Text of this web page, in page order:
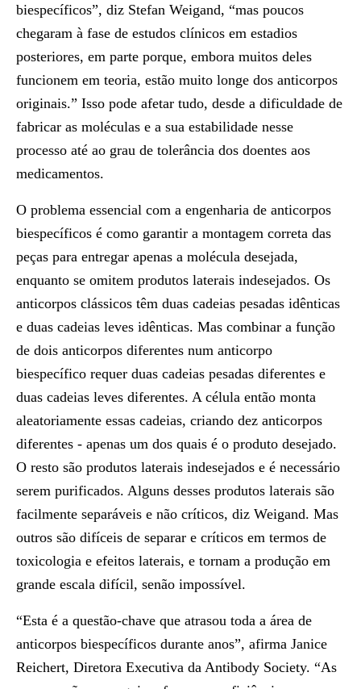
biespecíficos”, diz Stefan Weigand, “mas poucos
chegaram à fase de estudos clínicos em estadios
posteriores, em parte porque, embora muitos deles
funcionem em teoria, estão muito longe dos anticorpos
originais.” Isso pode afetar tudo, desde a dificuldade de
fabricar as moléculas e a sua estabilidade nesse
processo até ao grau de tolerância dos doentes aos
medicamentos.
O problema essencial com a engenharia de anticorpos
biespecíficos é como garantir a montagem correta das
peças para entregar apenas a molécula desejada,
enquanto se omitem produtos laterais indesejados. Os
anticorpos clássicos têm duas cadeias pesadas idênticas
e duas cadeias leves idênticas. Mas combinar a função
de dois anticorpos diferentes num anticorpo
biespecífico requer duas cadeias pesadas diferentes e
duas cadeias leves diferentes. A célula então monta
aleatoriamente essas cadeias, criando dez anticorpos
diferentes - apenas um dos quais é o produto desejado.
O resto são produtos laterais indesejados e é necessário
serem purificados. Alguns desses produtos laterais são
facilmente separáveis ​​e não críticos, diz Weigand. Mas
outros são difíceis de separar e críticos em termos de
toxicologia e efeitos laterais, e tornam a produção em
grande escala difícil, senão impossível.
“Esta é a questão-chave que atrasou toda a área de
anticorpos biespecíficos durante anos”, afirma Janice
Reichert, Diretora Executiva da Antibody Society. “As